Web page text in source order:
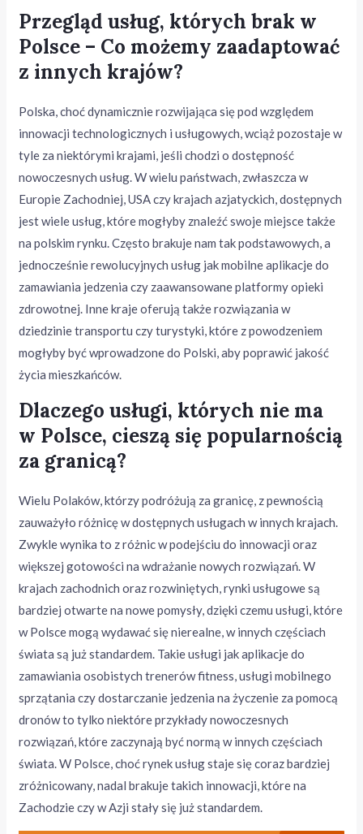
Przegląd usług, których brak w
Polsce – Co możemy zaadaptować
z innych krajów?
Polska, choć dynamicznie rozwijająca się pod względem
innowacji technologicznych i usługowych, wciąż pozostaje w
tyle za niektórymi krajami, jeśli chodzi o dostępność
nowoczesnych usług. W wielu państwach, zwłaszcza w
Europie Zachodniej, USA czy krajach azjatyckich, dostępnych
jest wiele usług, które mogłyby znaleźć swoje miejsce także
na polskim rynku. Często brakuje nam tak podstawowych, a
jednocześnie rewolucyjnych usług jak mobilne aplikacje do
zamawiania jedzenia czy zaawansowane platformy opieki
zdrowotnej. Inne kraje oferują także rozwiązania w
dziedzinie transportu czy turystyki, które z powodzeniem
mogłyby być wprowadzone do Polski, aby poprawić jakość
życia mieszkańców.
Dlaczego usługi, których nie ma
w Polsce, cieszą się popularnością
za granicą?
Wielu Polaków, którzy podróżują za granicę, z pewnością
zauważyło różnicę w dostępnych usługach w innych krajach.
Zwykle wynika to z różnic w podejściu do innowacji oraz
większej gotowości na wdrażanie nowych rozwiązań. W
krajach zachodnich oraz rozwiniętych, rynki usługowe są
bardziej otwarte na nowe pomysły, dzięki czemu usługi, które
w Polsce mogą wydawać się nierealne, w innych częściach
świata są już standardem. Takie usługi jak aplikacje do
zamawiania osobistych trenerów fitness, usługi mobilnego
sprzątania czy dostarczanie jedzenia na życzenie za pomocą
dronów to tylko niektóre przykłady nowoczesnych
rozwiązań, które zaczynają być normą w innych częściach
świata. W Polsce, choć rynek usług staje się coraz bardziej
zróżnicowany, nadal brakuje takich innowacji, które na
Zachodzie czy w Azji stały się już standardem.